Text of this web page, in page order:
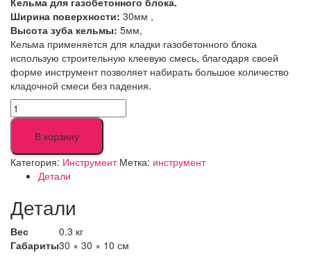
Ширина поверхности: 30мм ,
Высота зуба кельмы: 5мм,
Кельма применяется для кладки газобетонного блока
использую строительную клеевую смесь, благодаря своей
форме инструмент позволяет набирать большое количество
кладочной смеси без падения.
Количество
товара
Кельма
300мм
В корзину
Категория: Инструмент Метка: инструмент
Детали
Детали
Вес
0.3 кг
Габариты30 × 30 × 10 см